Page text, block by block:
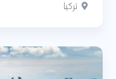
تركيا